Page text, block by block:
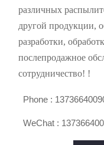
различных
другой продукции,
разработки,
послепродажное
сотрудничество! !
Phone :
WeChat :